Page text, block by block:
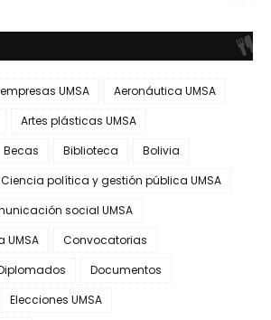
UMSA
Aeronáutica UMSA
Artes plásticas UMSA
Becas Biblioteca
Bolivia
Ciencia política y gestión pública UMSA
social UMSA
Convocatorias
Documentos
Elecciones UMSA